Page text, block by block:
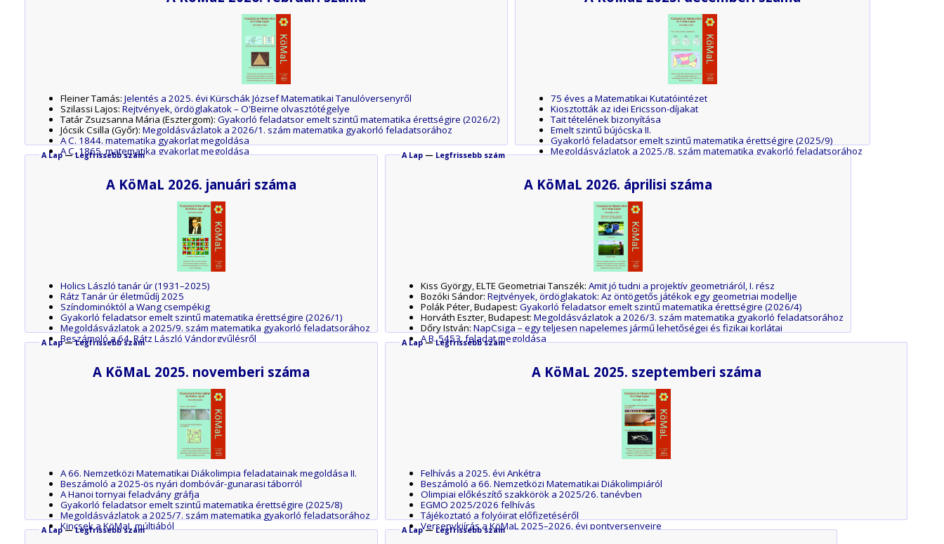
Fleiner Tamás: Jelentés a 2025. évi Kürschák József Matematikai Tanulóversenyről
Szilassi Lajos: Rejtvények, ördöglakatok – O'Beirne olvasztótégelye
Tatár Zsuzsanna Mária (Esztergom): Gyakorló feladatsor emelt szintű matematika érettségire (2026/2)
Jócsik Csilla (Győr): Megoldásvázlatok a 2026/1. szám matematika gyakorló feladatsorához
A C. 1844. matematika gyakorlat megoldása
A C. 1865. matematika gyakorlat megoldása
A B. 5472. matematika feladat megoldása
Matematikai képzések az ELTE TTK-n
Fedezd fel a világegyetemet – az atomoktól a csillagokig!
Az M. 444. mérési feladat megoldása
A G. 900. fizika gyakorlat megoldása
Felhívás az idei Kunfalvi Rezső Olimpiai Válogatóversenyre
A P. 5660. fizika feladat megoldása
A P. 5670. fizika feladat megoldása
A P. 5676. fizika feladat megoldása
A P 5678. fizika feladat megoldása
75 éves a Matematikai Kutatóintézet
Kiosztották az idei Ericsson-díjakat
Tait tételének bizonyítása
Emelt szintű bújócska II.
Gyakorló feladatsor emelt szintű matematika érettségire (2025/9)
Megoldásvázlatok a 2025./8. szám matematika gyakorló feladatsorához
A Lap—Legfrissebb szám
A KöMaL 2026. januári száma
Holics László tanár úr (1931–2025)
Rátz Tanár úr életműdíj 2025
Színdominóktól a Wang csempékig
Gyakorló feladatsor emelt szintű matematika érettségire (2026/1)
Megoldásvázlatok a 2025/9. szám matematika gyakorló feladatsorához
Beszámoló a 64. Rátz László Vándorgyűlésről
Tanárverseny középiskolában tanító tanároknak
A Lap — Legfrissebb szám
A KöMaL 2026. áprilisi száma
Kiss György, ELTE Geometriai Tanszék: Amit jó tudni a projektív geometriáról, I. rész
Bozóki Sándor: Rejtvények, ördöglakatok: Az öntögetős játékok egy geometriai modellje
Polák Péter, Budapest: Gyakorló feladatsor emelt szintű matematika érettségire (2026/4)
Horváth Eszter, Budapest: Megoldásvázlatok a 2026/3. szám matematika gyakorló feladatsorához
Dőry István: NapCsiga – egy teljesen napelemes jármű lehetőségei és fizikai korlátai
A B. 5453. feladat megoldása
Az M. 445. mérési feladat megoldása
A G. 911. fizika gyakorlat megoldása
A P. 5700. fizika feladat megoldása
A Lap—Legfrissebb szám
A KöMaL 2025. novemberi száma
A 66. Nemzetközi Matematikai Diákolimpia feladatainak megoldása II.
Beszámoló a 2025-ös nyári dombóvár-gunarasi táborról
A Hanoi tornyai feladvány gráfja
Gyakorló feladatsor emelt szintű matematika érettségire (2025/8)
Megoldásvázlatok a 2025/7. szám matematika gyakorló feladatsorához
Kincsek a KöMaL múltjából
Egy egyszerű egyenletmegoldó eljárás
A Lap—Legfrissebb szám
A KöMaL 2025. szeptemberi száma
Felhívás a 2025. évi Ankétra
Beszámoló a 66. Nemzetközi Matematikai Diákolimpiáról
Olimpiai előkészítő szakkörök a 2025/26. tanévben
EGMO 2025/2026 felhívás
Tájékoztató a folyóirat előfizetéséről
Versenykiírás a KöMaL 2025–2026. évi pontversenyeire
Emelt szintű bújócska I.
A Lap—Legfrissebb szám A Lap— Legfrissebb szám